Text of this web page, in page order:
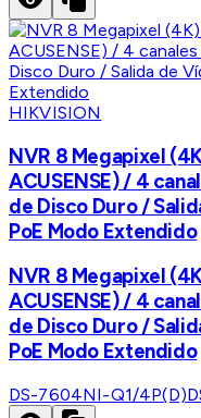
HIKVISION
NVR 8 Megapixel
ACUSENSE) / 4
de Disco Duro /
PoE Modo Extendido
NVR 8 Megapixel
ACUSENSE) / 4
de Disco Duro /
PoE Modo Extendido
DS-7604NI-Q1/4P(D)